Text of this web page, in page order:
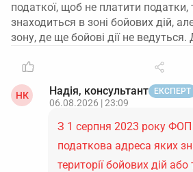
податкої, щоб не платити податки,
знаходиться в зоні бойових дій,
зону, де ще бойові дії не
НК Надія, консультант ЕКСПЕРТ
06.08.2026 | 23:09
З 1 серпня 2023 року ФОП
податкова адреса яких
території бойових дій